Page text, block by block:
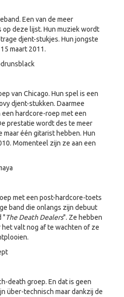
Een van de meer
deze lijst. Hun muziek wordt
djent-stukjes. Hun jongste
maart 2011.
van Chicago. Hun spel is een
djent-stukken. Daarmee
hardcore-roep met een
prestatie wordt des te meer
één gitarist hebben. Hun
Momenteel zijn ze aan een
met een post-hardcore-toets
band die onlangs zijn debuut
"The Death Dealers". Ze hebben
valt nog af te wachten of ze
death groep. En dat is geen
über-technisch maar dankzij de